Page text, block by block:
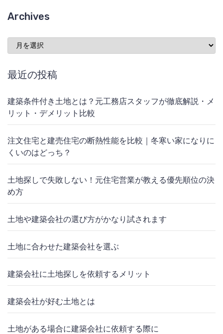
Archives
Archives
最近の投稿
建築条件付き土地とは？元工務店スタッフが徹底解説・メ
リット・デメリット比較
注文住宅と建売住宅の断熱性能を比較｜冬寒い家になりに
くいのはどっち？
土地探しで失敗しない！元住宅営業が教える優先順位の決
め方
土地や建築会社の選び方がかなり試されます
土地に合わせた建築会社を選ぶ
建築会社に土地探しを依頼するメリット
建築会社が好む土地とは
土地がある場合に建築会社に依頼する際に